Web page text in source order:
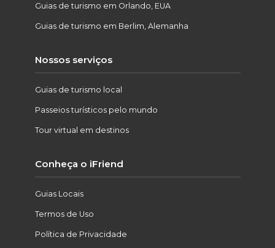
Guias de turismo em Orlando, EUA
Guias de turismo em Berlim, Alemanha
Nossos serviços
Guias de turismo local
Passeios turísticos pelo mundo
Tour virtual em destinos
Conheça o iFriend
Guias Locais
Termos de Uso
Política de Privacidade